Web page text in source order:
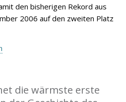
den bisherigen Rekord aus
2006 auf den zweiten Platz
die wärmste erste